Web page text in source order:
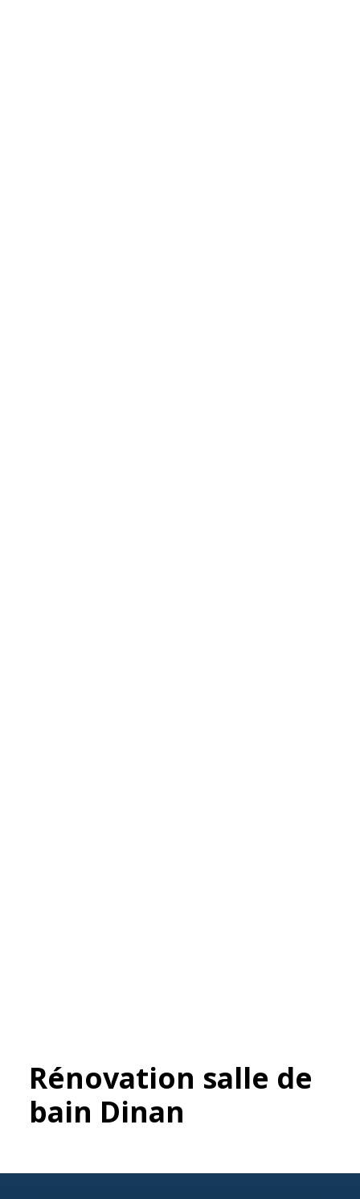
Rénovation salle de
bain Dinan